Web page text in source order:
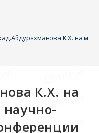
К.Х. на
К.Х. на